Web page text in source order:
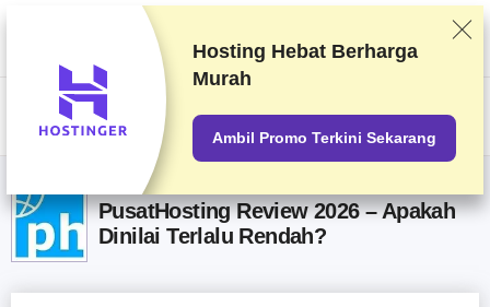
Kami memberi peringkat vendor berdasarkan pengetesan dan penelitian
yang ketat, tetapi juga mempertimbangkan umpan balik Anda dan
perjanjian komersial kami dengan penyedia. Halaman ini berisi tautan
afiliasi.Pengungkapan Iklan
US$
PusatHosting Review 2026 – Apakah
Dinilai Terlalu Rendah?
Hosting Hebat Berharga
Murah
Ambil Promo Terkini Sekarang